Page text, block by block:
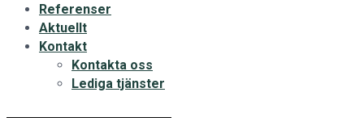
Referenser
Aktuellt
Kontakt
Kontakta oss
Lediga tjänster